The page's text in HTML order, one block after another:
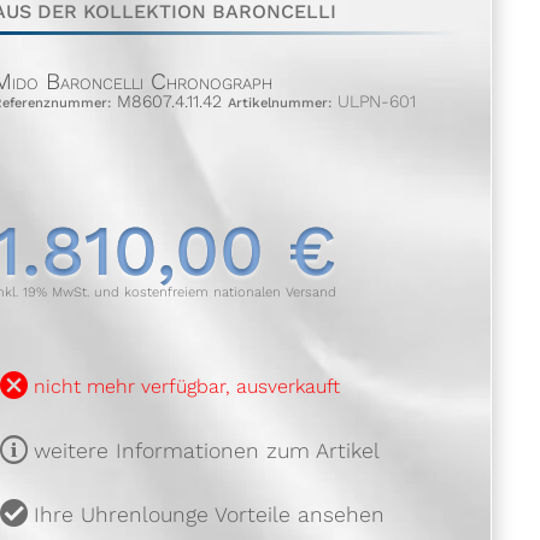
DER KOLLEKTION BARONCELLI
Baroncelli Chronograph
M8607.4.11.42 Artikelnummer:ULPN-601
€
19% MwSt. und kostenfreiem nationalen Versand
nicht mehr verfügbar, ausverkauft
weitere Informationen zum Artikel
Ihre Uhrenlounge Vorteile ansehen